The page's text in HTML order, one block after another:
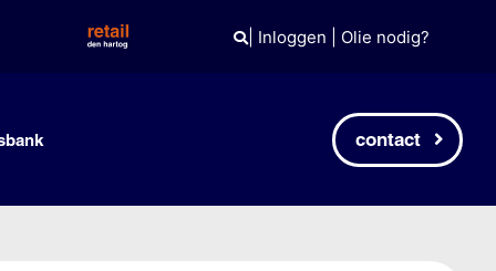
| Inloggen Olie nodig?
contact